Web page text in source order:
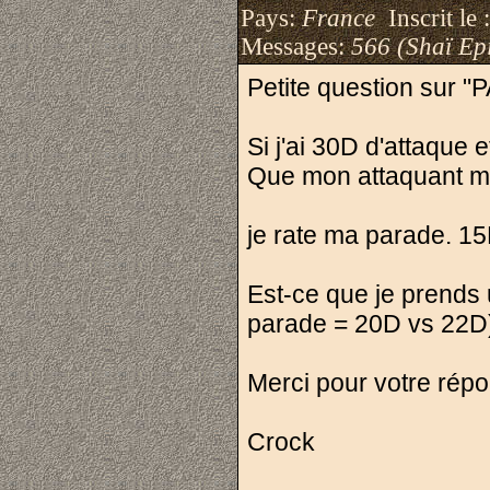
Pays:FranceInscrit le
Messages:566 (Shaï
Petite question sur
Si j'ai 30D d'attaque
Que mon attaquant
je rate ma parade.
Est-ce que je
parade = 20D vs
Merci pour votre
Crock